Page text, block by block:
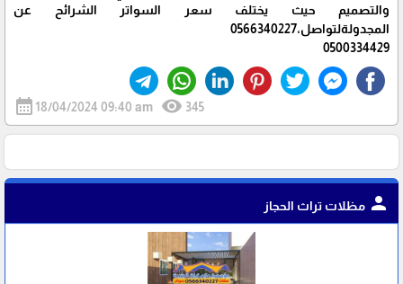
والتصميم حيث يختلف سعر السواتر الشرائح عن
المجدولةلتواصل،0566340227
0500334429
calendar_month 18/04/2024 09:40 am visibility 345
person مظلات تراث الحجاز